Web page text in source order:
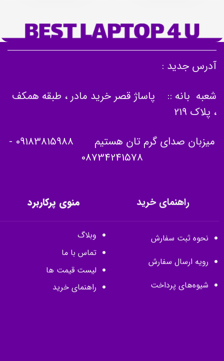
آدرس جدید :
شعبه بانه :: پاساژ قصر خرید مادر ، طبقه همکف
، پلاک 219
میزبان صدای گرم تان هستیم 09183815988
-
08734241578
راهنمای خرید
نحوه ثبت سفارش
رویه ارسال سفارش
شیوه‌های پرداخت
منوی پرکاربرد
وبلاگ
تماس با ما
لیست قیمت ها
راهنمای خرید